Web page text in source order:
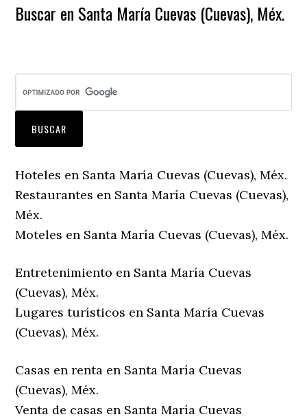
Buscar en Santa María Cuevas (Cuevas), Méx.
Hoteles en Santa María Cuevas (Cuevas), Méx.
Restaurantes en Santa María Cuevas (Cuevas),
Méx.
Moteles en Santa María Cuevas (Cuevas), Méx.
Entretenimiento en Santa María Cuevas
(Cuevas), Méx.
Lugares turísticos en Santa María Cuevas
(Cuevas), Méx.
Casas en renta en Santa María Cuevas
(Cuevas), Méx.
Venta de casas en Santa María Cuevas